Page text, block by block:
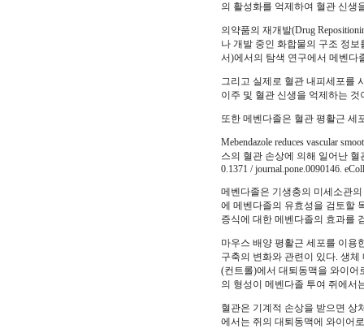
의 활성화를 억제하여 혈관 신생
의약품의 재개발(Drug
나 개발 중인 화합물의 구조 정
서)에서의 탐색 연구에서 메벤다
그리고 실제로 혈관 내피세포를
이주 및 혈관 신생을 억제하는 것
또한 메벤다졸은 혈관 평활근 세
Mebendazole reduces vascular
스의 혈관 손상에 의해 일어난 혈
0.1371 / journal.pone.0090146.
메벤다졸은 기생충의 미세소관
에 메벤다졸의 유효성을 검토할
증식에 대한 메벤다졸의 효과를
마우스 배양 평활근 세포를 이용
구축의 변화와 관련이 있다. 생
(컨트롤)에서 대퇴동맥을 와이어
의 형성이 메벤다졸 투여 쥐에서
혈관은 기계적 손상을 받으면 상
에서는 쥐의 대퇴동맥에 와이어